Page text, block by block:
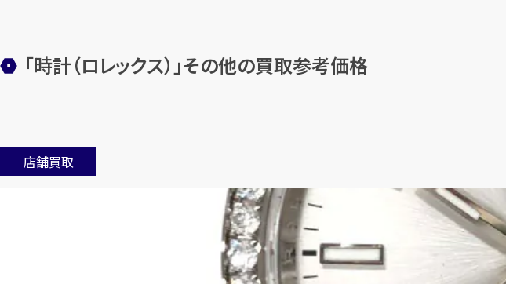
「時計（ロレックス）」その他の買取参考価格
店舗買取